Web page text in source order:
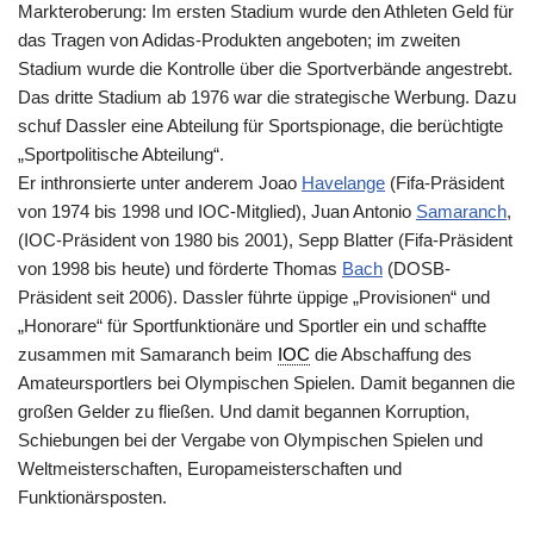
Markteroberung: Im ersten Stadium wurde den Athleten Geld für
das Tragen von Adidas-Produkten angeboten; im zweiten
Stadium wurde die Kontrolle über die Sportverbände angestrebt.
Das dritte Stadium ab 1976 war die strategische Werbung. Dazu
schuf Dassler eine Abteilung für Sportspionage, die berüchtigte
„Sportpolitische Abteilung“.
Er inthronsierte unter anderem Joao Havelange (Fifa-Präsident
von 1974 bis 1998 und IOC-Mitglied), Juan Antonio Samaranch,
(IOC-Präsident von 1980 bis 2001), Sepp Blatter (Fifa-Präsident
von 1998 bis heute) und förderte Thomas Bach (DOSB-
Präsident seit 2006). Dassler führte üppige „Provisionen“ und
„Honorare“ für Sportfunktionäre und Sportler ein und schaffte
zusammen mit Samaranch beim IOC die Abschaffung des
Amateursportlers bei Olympischen Spielen. Damit begannen die
großen Gelder zu fließen. Und damit begannen Korruption,
Schiebungen bei der Vergabe von Olympischen Spielen und
Weltmeisterschaften, Europameisterschaften und
Funktionärsposten.